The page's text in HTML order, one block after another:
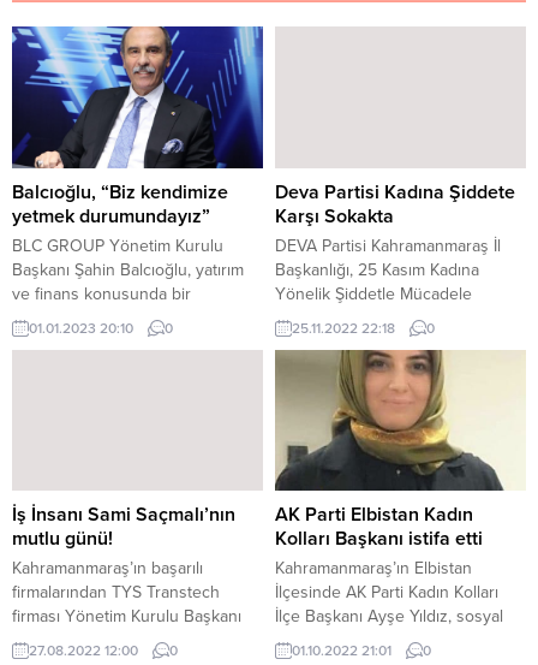
Balcıoğlu, “Biz kendimize
yetmek durumundayız”
BLC GROUP Yönetim Kurulu
Başkanı Şahin Balcıoğlu, yatırım
ve finans konusunda bir
televizyon kanalına yaptığı
açıklamada, “Biz kendimize
televizyon kanalında yatırım ve
finans alanı hakkında görüşlerini
paylaştı.Şahin Balcıoğlu, burada
açıklamasında; “Yatırımın...
01.01.2023 20:10 0
Deva Partisi Kadına Şiddete
Karşı Sokakta
DEVA Partisi Kahramanmaraş İl
Başkanlığı, 25 Kasım Kadına
Yönelik Şiddetle Mücadele
Günü’nde İl Başkanlığı binası
önünde basın açıklamasında
bulundu. Basın açıklamasından
önce İstanbul Sözleşmesi’nin
iptali üzerinden hükümete
yüklenenDeva Partisi
Kahramanmaraş İl
Başkanı Uzm.Dr.İrfan
Karatutlu“Milyonlarca kadının
canını tehlikeye atan böyle bir
adımın vebalini bu hükümet
taşıyamaz” dedi. 25 Kasım Kadına
Yönelik Şiddetle Mücadele Günü
vesilesiyle basın açıklamasını...
25.11.2022 22:18 0
İş İnsanı Sami Saçmalı’nın
mutlu günü!
Kahramanmaraş’ın başarılı
firmalarından TYS Transtech
firması Yönetim Kurulu Başkanı
Sami Saçmalı’nın kızı Emine
27.08.2022 12:00 0
AK Parti Elbistan Kadın
Kolları Başkanı istifa etti
Kahramanmaraş’ın Elbistan
İlçesinde AK Parti Kadın Kolları
İlçe Başkanı Ayşe Yıldız, sosyal
medya hesabından görevinden
01.10.2022 21:01 0